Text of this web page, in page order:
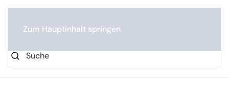
Zum Hauptinhalt springen